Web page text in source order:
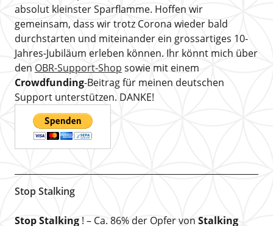
absolut kleinster Sparflamme. Hoffen wir
gemeinsam, dass wir trotz Corona wieder bald
durchstarten und miteinander ein grossartiges 10-
Jahres-Jubiläum erleben können. Ihr könnt mich über
den OBR-Support-Shop sowie mit einem
Crowdfunding-Beitrag für meinen deutschen
Support unterstützen. DANKE!
Stop Stalking
Stop Stalking! – Ca. 86% der Opfer von Stalking